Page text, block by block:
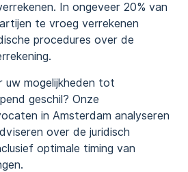
In ongeveer 20% van
te vroeg verrekenen
procedures over de
uw mogelijkheden tot
geschil? Onze
in Amsterdam analyseren
over de juridisch
optimale timing van